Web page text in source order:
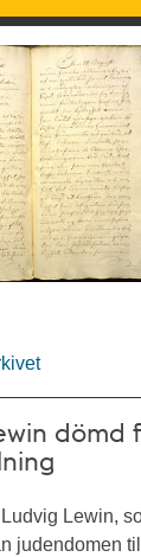
dömd
Lewin,
judendomen